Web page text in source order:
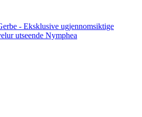
- Eksklusive ugjennomsiktige
utseende Nymphea